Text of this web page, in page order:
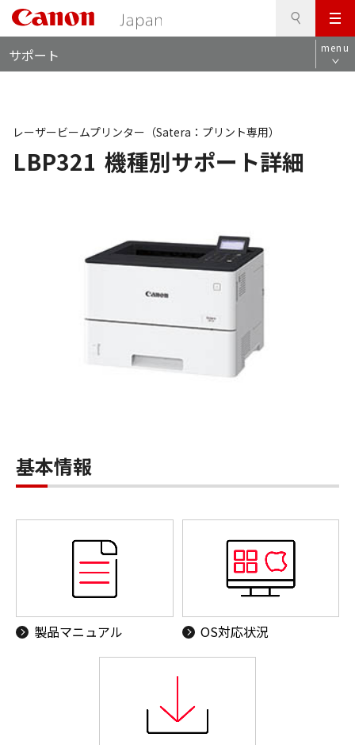
メ
ニ
ュ
サポート menu
LBP321 機種別サポート詳細
レーザービームプリンター（Satera：プリント専用）
基本情報
製品マニュアル OS対応状況